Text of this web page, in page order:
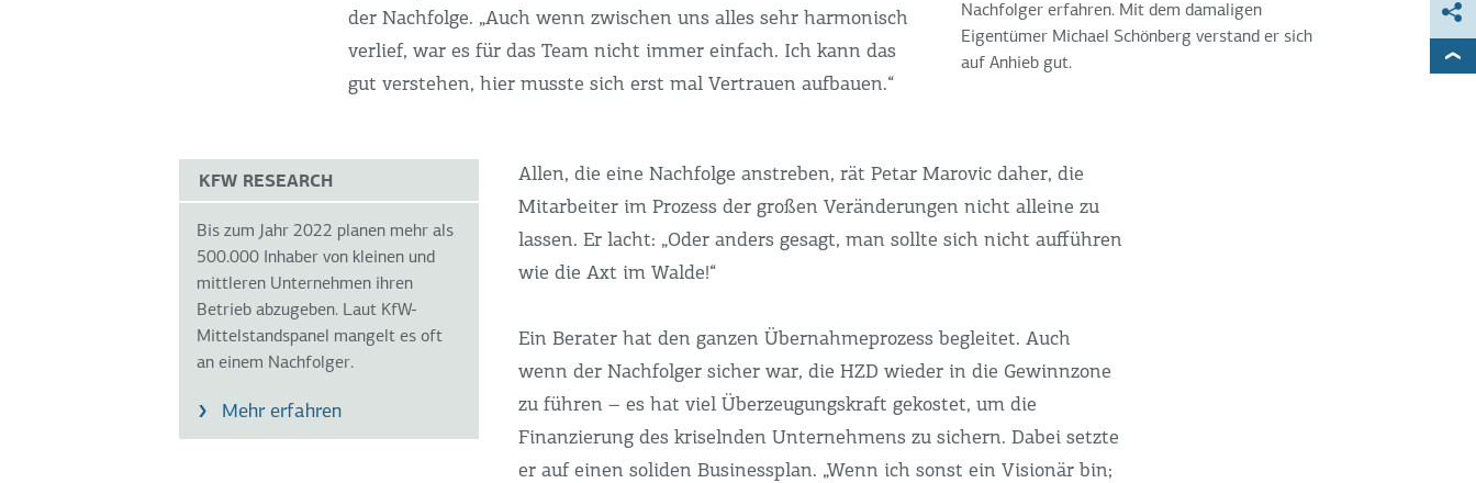
Nachfolger erfahren. Mit dem damaligen
Eigentümer Michael Schönberg verstand er sich
auf Anhieb gut.
der Nachfolge. „Auch wenn zwischen uns alles sehr harmonisch
verlief, war es für das Team nicht immer einfach. Ich kann das
gut verstehen, hier musste sich erst mal Vertrauen aufbauen.“
KFW RESEARCH
Bis zum Jahr 2022 planen mehr als
500.000 Inhaber von kleinen und
mittleren Unternehmen ihren
Betrieb abzugeben. Laut KfW-
Mittelstandspanel mangelt es oft
an einem Nachfolger.
Mehr erfahren
Allen, die eine Nachfolge anstreben, rät Petar Marovic daher, die
Mitarbeiter im Prozess der großen Veränderungen nicht alleine zu
lassen. Er lacht: „Oder anders gesagt, man sollte sich nicht aufführen
wie die Axt im Walde!“
Ein Berater hat den ganzen Übernahmeprozess begleitet. Auch
wenn der Nachfolger sicher war, die HZD wieder in die Gewinnzone
zu führen – es hat viel Überzeugungskraft gekostet, um die
Finanzierung des kriselnden Unternehmens zu sichern. Dabei setzte
er auf einen soliden Businessplan. „Wenn ich sonst ein Visionär bin;